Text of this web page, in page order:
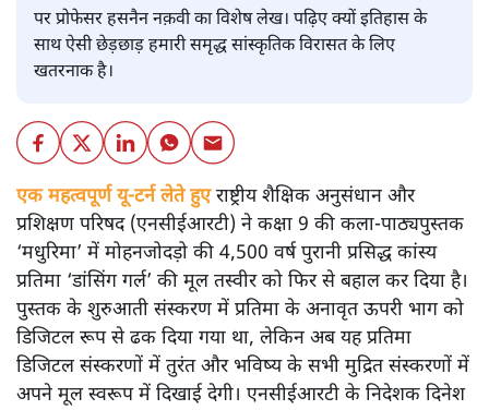
पर प्रोफेसर हसनैन नक़वी का विशेष लेख। पढ़िए क्यों इतिहास के
साथ ऐसी छेड़छाड़ हमारी समृद्ध सांस्कृतिक विरासत के लिए
खतरनाक है।
एक महत्वपूर्ण यू-टर्न लेते हुएराष्ट्रीय शैक्षिक अनुसंधान और
प्रशिक्षण परिषद (एनसीईआरटी) ने कक्षा 9 की कला-पाठ्यपुस्तक
‘मधुरिमा’ में मोहनजोदड़ो की 4,500 वर्ष पुरानी प्रसिद्ध कांस्य
प्रतिमा ‘डांसिंग गर्ल’ की मूल तस्वीर को फिर से बहाल कर दिया है।
पुस्तक के शुरुआती संस्करण में प्रतिमा के अनावृत ऊपरी भाग को
डिजिटल रूप से ढक दिया गया था, लेकिन अब यह प्रतिमा
डिजिटल संस्करणों में तुरंत और भविष्य के सभी मुद्रित संस्करणों में
अपने मूल स्वरूप में दिखाई देगी। एनसीईआरटी के निदेशक दिनेश